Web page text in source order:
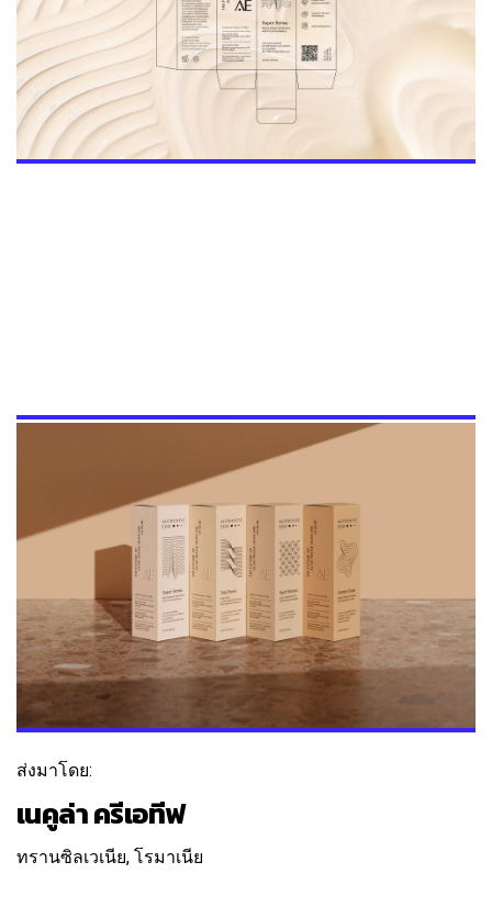
ส่งมาโดย:
เนคูล่า ครีเอทีฟ
ทรานซิลเวเนีย, โรมาเนีย